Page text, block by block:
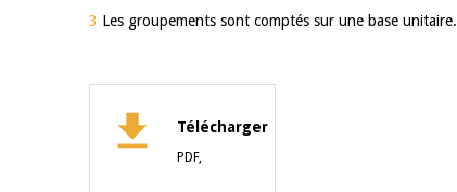
3 Les groupements sont comptés sur une base unitaire.
Télécharger
PDF,